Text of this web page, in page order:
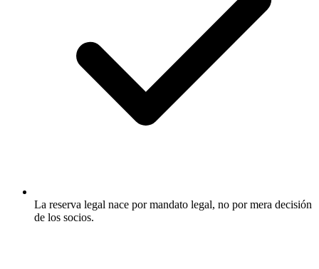
La reserva legal nace por mandato legal, no por mera decisión
de los socios.